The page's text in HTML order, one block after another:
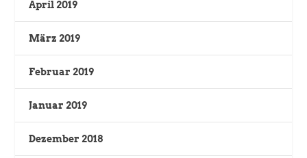
April 2019
März 2019
Februar 2019
Januar 2019
Dezember 2018